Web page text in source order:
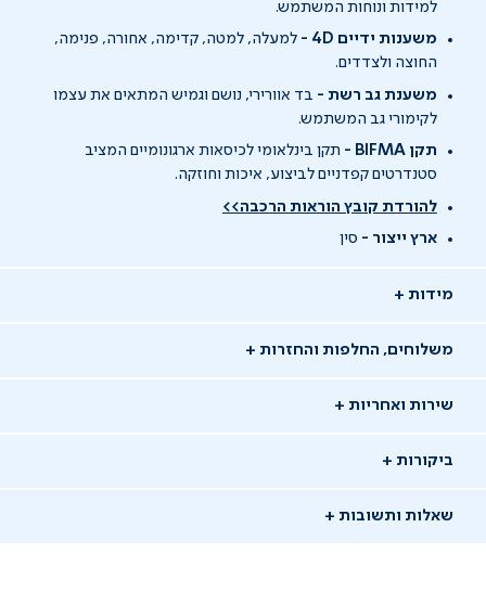
מידות
משלוחים, החלפות והחזרות
שירות ואחריות
ביקורות
שאלות ותשובות
למידות ונוחות המשתמש.
משענות ידיים 4D -
למעלה, למטה, קדימה, אחורה, פנימה,
החוצה ולצדדים.
משענת גב רשת - בד אוורירי, נושם וגמיש המתאים את עצמו
לקימורי גב המשתמש.
תקן BIFMA -
תקן בינלאומי לכיסאות ארגונומיים המציב
סטנדרטים קפדניים לביצוע, איכות וחוזקה.
להורדת קובץ הוראות הרכבה>>
ארץ ייצור - סין